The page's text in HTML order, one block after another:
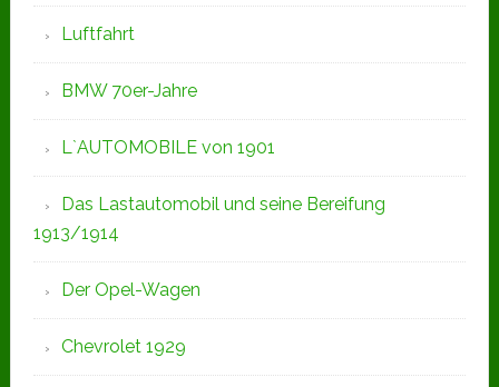
Luftfahrt
BMW 70er-Jahre
L`AUTOMOBILE von 1901
Das Lastautomobil und seine Bereifung
1913/1914
Der Opel-Wagen
Chevrolet 1929